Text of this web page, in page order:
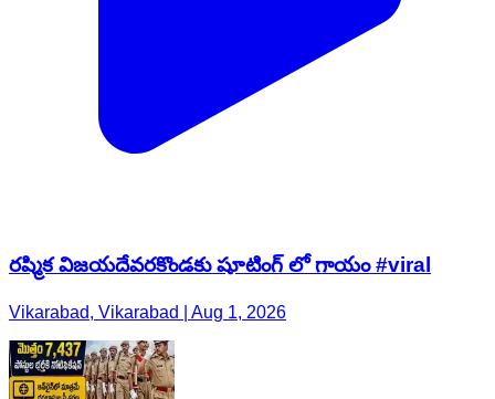
రష్మిక విజయదేవరకొండకు షూటింగ్ లో గాయం #viral
Vikarabad, Vikarabad | Aug 1, 2026